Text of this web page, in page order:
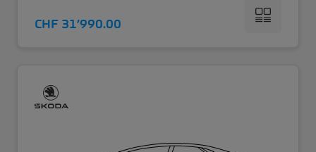
CHF 31’990.00